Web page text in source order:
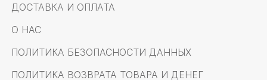
ДОСТАВКА И ОПЛАТА
О НАС
ПОЛИТИКА БЕЗОПАСНОСТИ ДАННЫХ
ПОЛИТИКА ВОЗВРАТА ТОВАРА И ДЕНЕГ